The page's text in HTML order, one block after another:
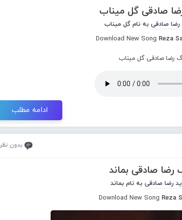
صادقی گل میناب
رضا صادقی به نام گل میناب
Download New Song Reza
ادامه مطلب
بدون نظر
رضا صادقی بماند
رضا صادقی به نام بماند
Download New Song Reza